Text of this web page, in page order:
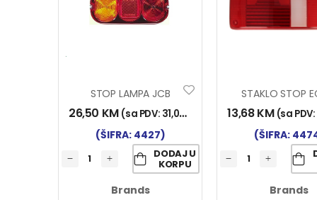
STOP LAMPA JCB
26,50 KM (sa PDV: 31,00
(ŠIFRA: 4427)
DODAJ U
KORPU
Brands
13,68KM (sa PDV:
(ŠIFRA:
Brands